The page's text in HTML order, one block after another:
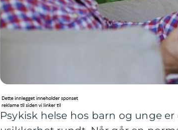
Psykisk helse hos barn og unge